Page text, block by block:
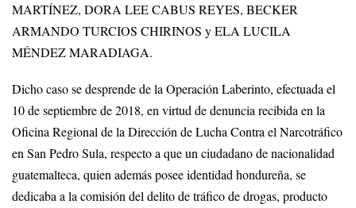
MARTÍNEZ, DORA LEE CABUS REYES, BECKER
ARMANDO TURCIOS CHIRINOS y ELA LUCILA
MÉNDEZ MARADIAGA.
Dicho caso se desprende de la Operación Laberinto, efectuada el
10 de septiembre de 2018, en virtud de denuncia recibida en la
Oficina Regional de la Dirección de Lucha Contra el Narcotráfico
en San Pedro Sula, respecto a que un ciudadano de nacionalidad
guatemalteca, quien además posee identidad hondureña, se
dedicaba a la comisión del delito de tráfico de drogas, producto